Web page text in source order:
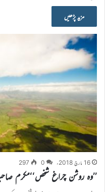
مزید پڑھیں
16 مارچ 2018ء 0
297
’’وہ روشن چراغ شخص‘‘مکرم